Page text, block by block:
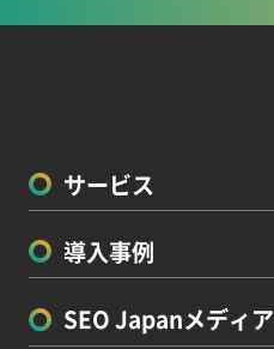
サービス
導入事例
SEO Japanメディア